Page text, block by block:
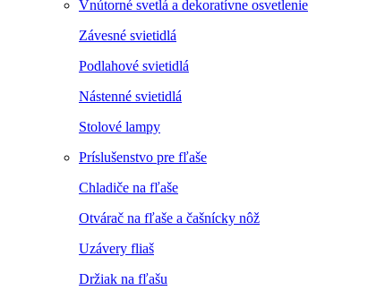
Vnútorné svetlá a dekoratívne osvetlenie
Závesné svietidlá
Podlahové svietidlá
Nástenné svietidlá
Stolové lampy
Príslušenstvo pre fľaše
Chladiče na fľaše
Otvárač na fľaše a čašnícky nôž
Uzávery fliaš
Držiak na fľašu